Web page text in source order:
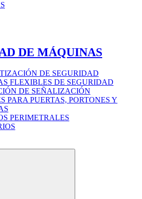
DE MÁQUINAS
DE SEGURIDAD
FLEXIBLES DE SEGURIDAD
DE SEÑALIZACIÓN
PARA PUERTAS, PORTONES Y
PERIMETRALES